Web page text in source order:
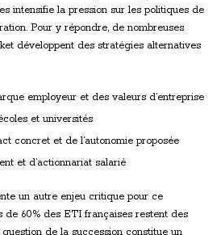
intensifie la pression sur les politiques de
Pour y répondre, de nombreuses
développent des stratégies alternatives
employeur et des valeurs d’entreprise
et universités
concret et de l’autonomie proposée
et d’actionnariat salarié
un autre enjeu critique pour ce
de 60% des ETI françaises restent des
de la succession constitue un